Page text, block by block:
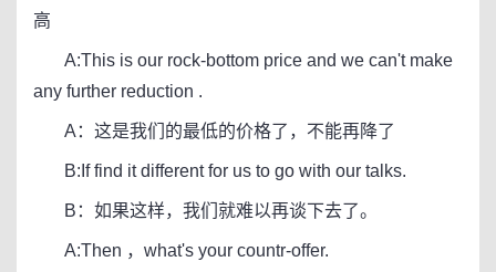
高
A:This is our rock-bottom price and we can't make
any further reduction .
A：这是我们的最低的价格了，不能再降了
B:If find it different for us to go with our talks.
B：如果这样，我们就难以再谈下去了。
A:Then ，what's your countr-offer.